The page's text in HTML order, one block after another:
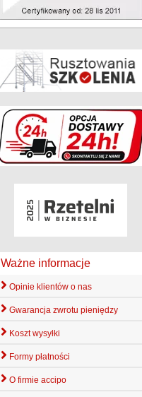
Ważne informacje
Opinie klientów o nas
Gwarancja zwrotu pieniędzy
Koszt wysyłki
Formy płatności
O firmie accipo